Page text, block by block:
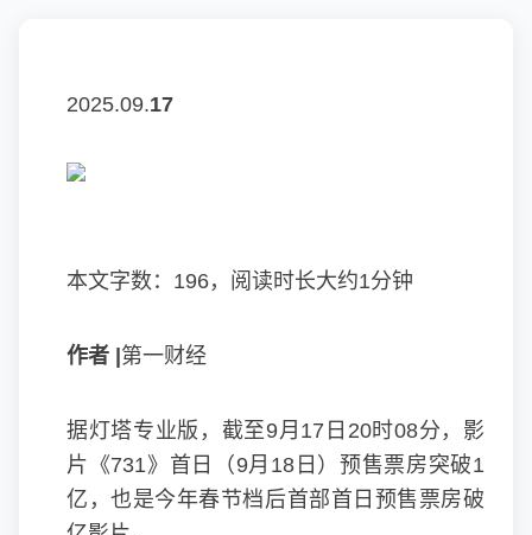
2025.09.17
本文字数：196，阅读时长大约1分钟
作者 | 第一财经
据灯塔专业版，截至9月17日20时08分，影
片《731》首日（9月18日）预售票房突破1
亿，也是今年春节档后首部首日预售票房破